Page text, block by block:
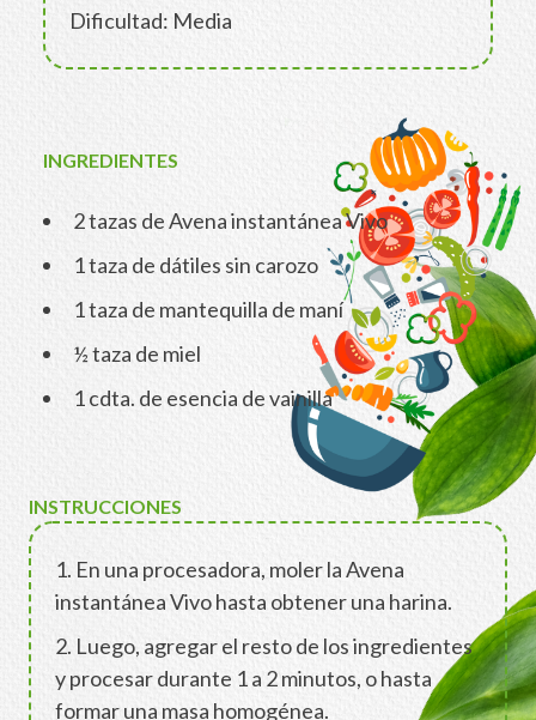
Dificultad: Media
INGREDIENTES
2 tazas de Avena instantánea Vivo
1 taza de dátiles sin carozo
1 taza de mantequilla de maní
½ taza de miel
1 cdta. de esencia de vainilla
INSTRUCCIONES
1. En una procesadora, moler la Avena
instantánea Vivo hasta obtener una harina.
2. Luego, agregar el resto de los ingredientes
y procesar durante 1 a 2 minutos, o hasta
formar una masa homogénea.